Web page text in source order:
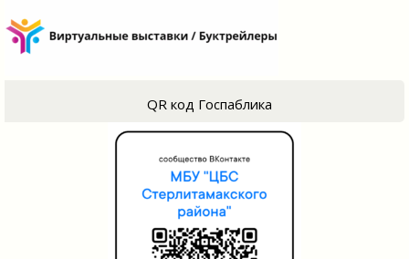
QR код Госпаблика